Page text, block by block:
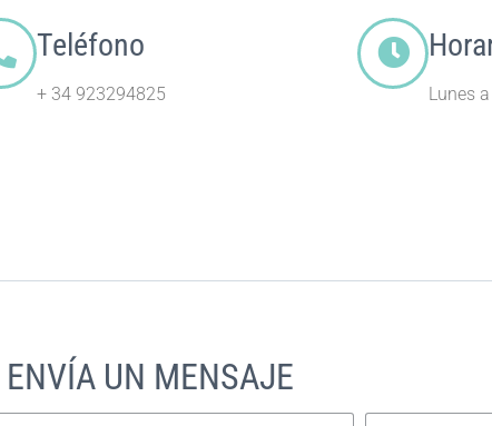
Teléfono
+ 34 923294825 Lunes
ENVÍA UN MENSAJE